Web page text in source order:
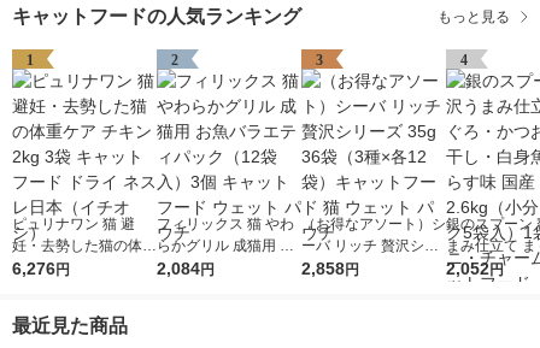
キャットフードの人気ランキング もっと見る
1
ピュリナワン 猫 避
妊・去勢した猫の体重
ケア チキン 2kg 3袋
オシ）
6,276円
2
フィリックス 猫 やわ
らかグリル 成猫用 お
魚バラエティパック
2,084円
3
（お得なアソート）シ
ーバ リッチ 贅沢シリ
ーズ 35g 36袋（3種×
2,858円
4
銀のスプーン
まみ仕立て
かつお・煮干
2,052円
最近見た商品